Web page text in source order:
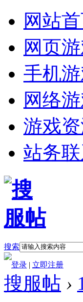
网站
网页
手机
网络
游戏
站务
搜索
登录 | 立即注册
搜服帖 ›